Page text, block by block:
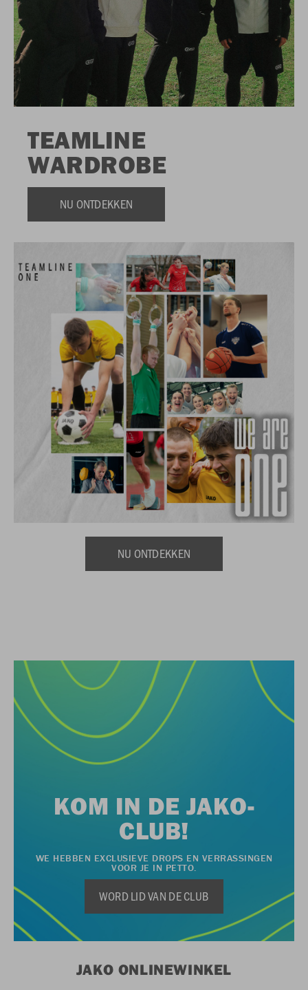
TEAMLINE
WARDROBE
NU ONTDEKKEN
NU ONTDEKKEN
KOM IN DE JAKO-
CLUB!
WE HEBBEN EXCLUSIEVE DROPS EN VERRASSINGEN
VOOR JE IN PETTO.
WORD LID VAN DE CLUB
JAKO ONLINEWINKEL